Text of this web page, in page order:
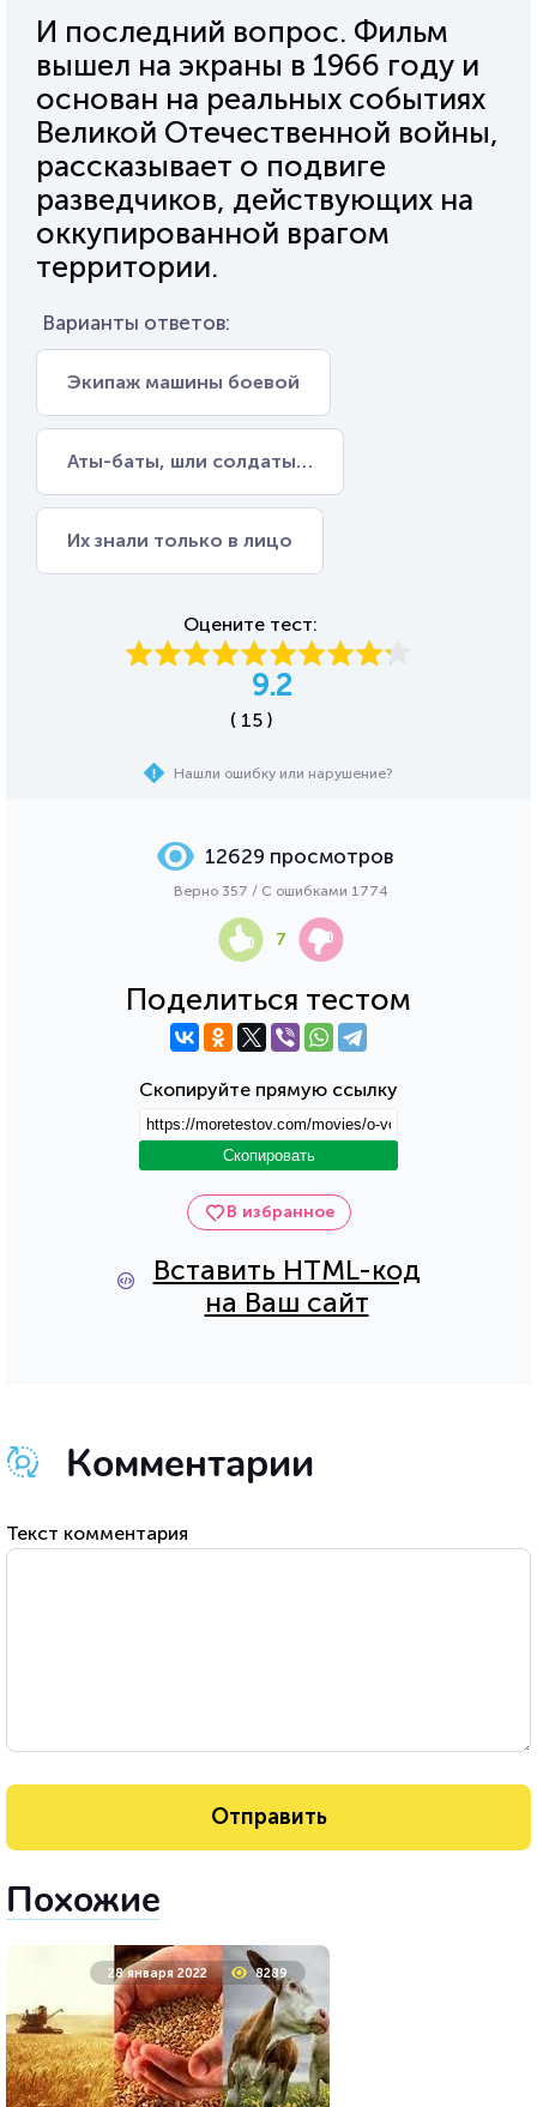
И последний вопрос. Фильм
вышел на экраны в 1966 году и
основан на реальных событиях
Великой Отечественной войны,
рассказывает о подвиге
разведчиков, действующих на
оккупированной врагом
территории.
Варианты ответов:
Экипаж машины боевой
Аты-баты, шли солдаты…
Их знали только в лицо
Оцените тест:
9.2
( 15 )
Нашли ошибку или нарушение?
В избранное
Вставить HTML-код
на Ваш сайт
Поделиться тестом
Скопируйте прямую ссылку
Скопировать
12629 просмотров
Верно 357 / С ошибками 1774
7
Комментарии
Текст комментария
Похожие
28 января 2022 8289